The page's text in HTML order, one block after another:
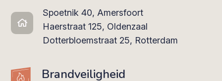
Spoetnik 40, Amersfoort
Haerstraat 125, Oldenzaal
Dotterbloemstraat 25, Rotterdam
Brandveiligheid